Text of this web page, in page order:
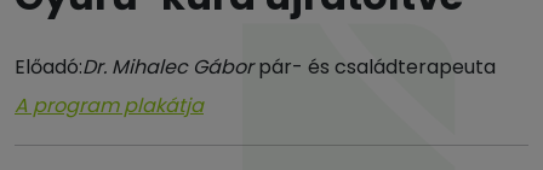
Előadó:Dr. Mihalec Gáborpár- és családterapeuta
A program plakátja